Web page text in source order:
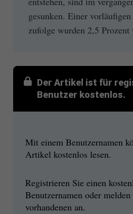
gesunken. Einer
zufolge wurden 2,5 Prozent
Der Artikel ist für
Benutzer kostenlos.
Mit einem Benutzernamen
Artikel kostenlos lesen.
Registrieren Sie einen
Benutzernamen oder
vorhandenen an.